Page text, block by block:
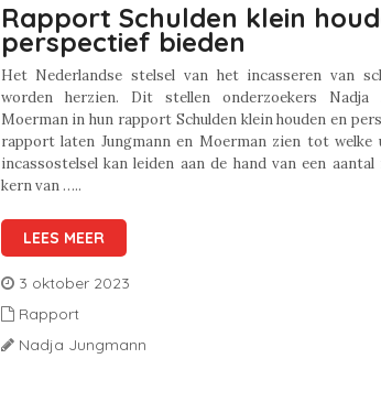
Rapport Schulden klein
perspectief bieden
Het Nederlandse stelsel van het incasseren van
worden herzien. Dit stellen onderzoekers Nadja
Moerman in hun rapport Schulden klein houden en
rapport laten Jungmann en Moerman zien tot welke
incassostelsel kan leiden aan de hand van een aantal
kern van …..
LEES MEER
3 oktober 2023
Rapport
Nadja Jungmann